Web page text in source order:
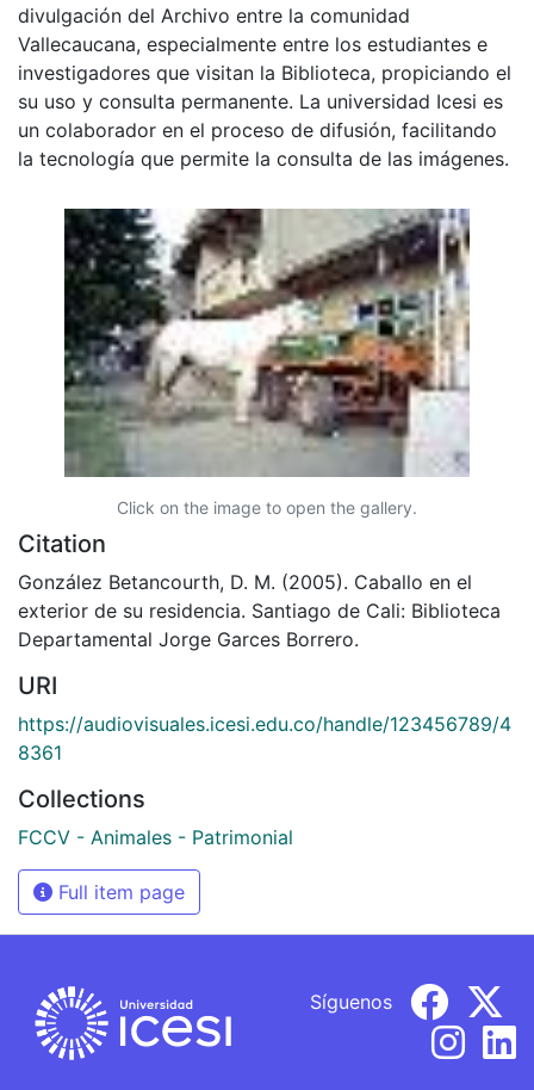
divulgación del Archivo entre la comunidad
Vallecaucana, especialmente entre los estudiantes e
investigadores que visitan la Biblioteca, propiciando el
su uso y consulta permanente. La universidad Icesi es
un colaborador en el proceso de difusión, facilitando
la tecnología que permite la consulta de las imágenes.
Click on the image to open the gallery.
Citation
González Betancourth, D. M. (2005). Caballo en el
exterior de su residencia. Santiago de Cali: Biblioteca
Departamental Jorge Garces Borrero.
URI
https://audiovisuales.icesi.edu.co/handle/123456789/4
8361
Collections
FCCV - Animales - Patrimonial
Full item page
Síguenos